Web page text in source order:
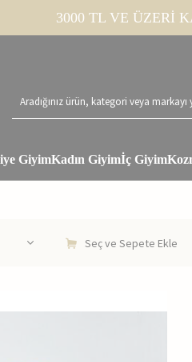
3000 TL VE ÜZERİ
GiyimKadın Giyimİç Giyim
Seç ve Sepete Ekle